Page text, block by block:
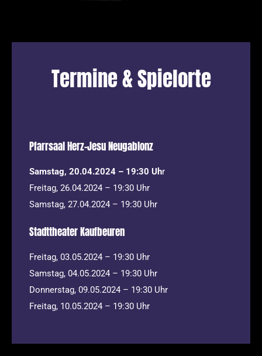
Termine & Spielorte
Pfarrsaal Herz-Jesu Neugablonz
Samstag, 20.04.2024 – 19:30 Uhr
Freitag, 26.04.2024 – 19:30 Uhr
Samstag, 27.04.2024 – 19:30 Uhr
Stadttheater Kaufbeuren
Freitag, 03.05.2024 – 19:30 Uhr
Samstag, 04.05.2024 – 19:30 Uhr
Donnerstag, 09.05.2024 – 19:30 Uhr
Freitag, 10.05.2024 – 19:30 Uhr